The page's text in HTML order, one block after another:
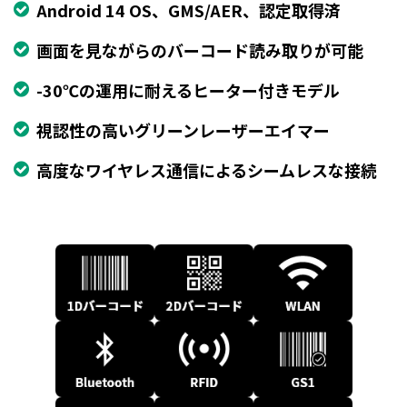
Android 14 OS、GMS/AER、認定取得済
画面を見ながらのバーコード読み取りが可能
-30℃の運用に耐えるヒーター付きモデル
視認性の高いグリーンレーザーエイマー
高度なワイヤレス通信によるシームレスな接続